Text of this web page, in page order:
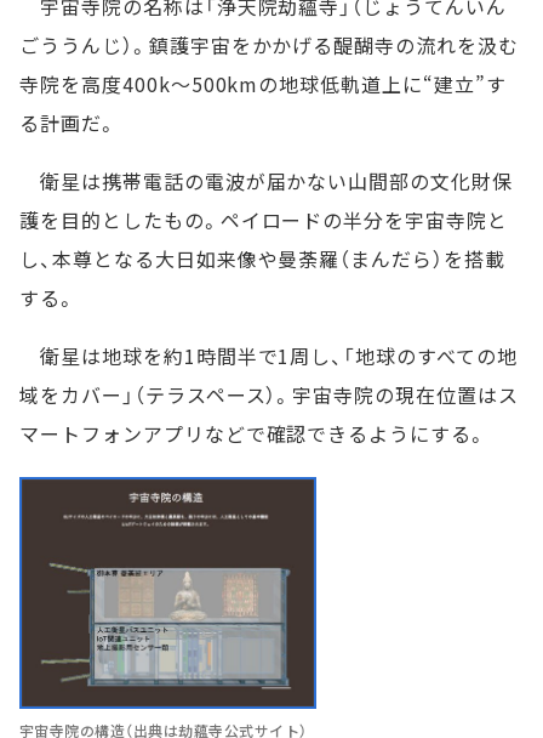
宇宙寺院の名称は「浄天院劫蘊寺」（じょうてんいん
ごううんじ）。鎮護宇宙をかかげる醍醐寺の流れを汲む
寺院を高度400k〜500kmの地球低軌道上に“建立”す
る計画だ。
衛星は携帯電話の電波が届かない山間部の文化財保
護を目的としたもの。ペイロードの半分を宇宙寺院と
し、本尊となる大日如来像や曼荼羅（まんだら）を搭載
する。
衛星は地球を約1時間半で1周し、「地球のすべての地
域をカバー」（テラスペース）。宇宙寺院の現在位置はス
マートフォンアプリなどで確認できるようにする。
宇宙寺院の構造（出典は劫蘊寺公式サイト）